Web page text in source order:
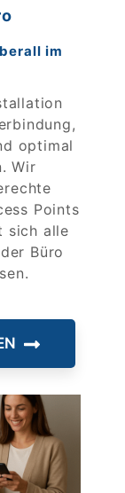
im
optimal
Wir
Points
sich alle
Büro